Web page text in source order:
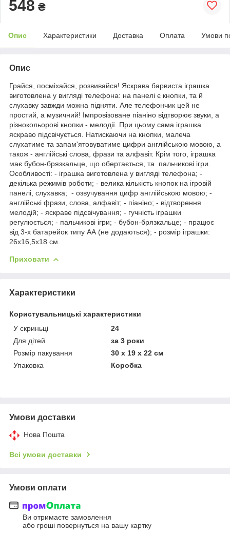
548 ₴
Опис Характеристики Доставка Оплата Умови
Опис
Грайся, посміхайся, розвивайся! Яскрава барвиста іграшка
виготовлена у вигляді телефона: на панелі є кнопки, та й
слухавку завжди можна підняти. Але телефончик цей не
простий, а музичний! Імпровізоване піаніно відтворює звуки, а
різнокольорові кнопки - мелодії. При цьому сама іграшка
яскраво підсвічується. Натискаючи на кнопки, малеча
слухатиме та запам'ятовуватиме цифри англійською мовою, а
також - англійські слова, фрази та алфавіт. Крім того, іграшка
має бубон-брязкальце, що обертається, та пальчикові ігри.
Особливості: - іграшка виготовлена у вигляді телефона; -
декілька режимів роботи; - велика кількість кнопок на ігровій
панелі, слухавка; - озвучування цифр англійською мовою; -
англійські фрази, слова, алфавіт; - піаніно; - відтворення
мелодій; - яскраве підсвічування; - гучність іграшки
регулюється; - пальчикові ігри; - бубон-брязкальце; - працює
від 3-х батарейок типу АА (не додаються); - розмір іграшки:
26х16,5х18 см.
Приховати
Характеристики
Користувальницькі характеристики
У скриньці
24
Для дітей
за 3 роки
Розмір пакування
30 х 19 х 22 см
Упаковка
Коробка
Умови доставки
Нова Пошта
Всі умови доставки
Умови оплати
Ви отримаєте замовлення
або гроші повернуться на вашу картку